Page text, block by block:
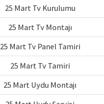
25 Mart Tv Kurulumu
25 Mart Tv Montajı
25 Mart Tv Panel Tamiri
25 Mart Tv Tamiri
25 Mart Uydu Montajı